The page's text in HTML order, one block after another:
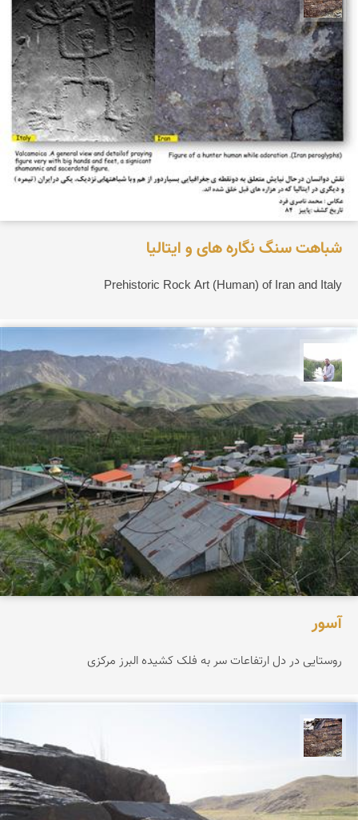
شباهت سنگ نگاره های و ایتالیا
Prehistoric Rock Art (Human) of Iran and Italy
آسور
روستایی در دل ارتفاعات سر به فلک کشیده البرز مرکزی